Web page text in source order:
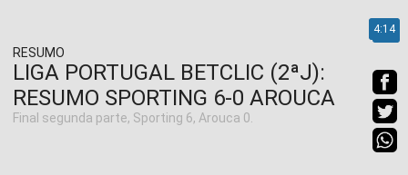
4:14
RESUMO
LIGA PORTUGAL BETCLIC (2ªJ):
RESUMO SPORTING 6-0 AROUCA
Final segunda parte, Sporting 6, Arouca 0.